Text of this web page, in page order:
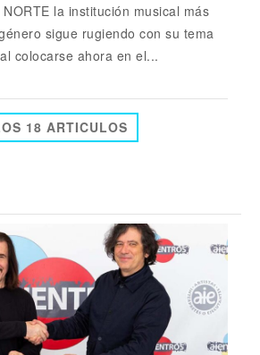
NORTE la institución musical más
sigue rugiendo con su tema
colocarse ahora en el...
18 ARTICULOS